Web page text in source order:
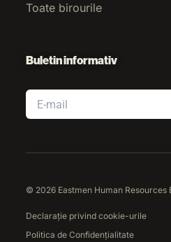
Toate birourile
Buletin informativ
Email
© 2026 Eastmen Human Resources
Declarație privind cookie-urile
Politica de Confidențialitate